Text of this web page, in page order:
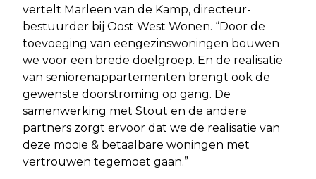
vertelt Marleen van de Kamp, directeur-
bestuurder bij Oost West Wonen. “Door de
toevoeging van eengezinswoningen bouwen
we voor een brede doelgroep. En de realisatie
van seniorenappartementen brengt ook de
gewenste doorstroming op gang. De
samenwerking met Stout en de andere
partners zorgt ervoor dat we de realisatie van
deze mooie & betaalbare woningen met
vertrouwen tegemoet gaan.”